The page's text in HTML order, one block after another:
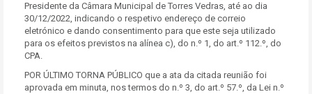
Presidente da Câmara Municipal de Torres Vedras, até ao dia
30/12/2022, indicando o respetivo endereço de correio
eletrónico e dando consentimento para que este seja utilizado
para os efeitos previstos na alínea c), do n.º 1, do art.º 112.º, do
CPA.
POR ÚLTIMO TORNA PÚBLICO que a ata da citada reunião foi
aprovada em minuta, nos termos do n.º 3, do art.º 57.º, da Lei n.º